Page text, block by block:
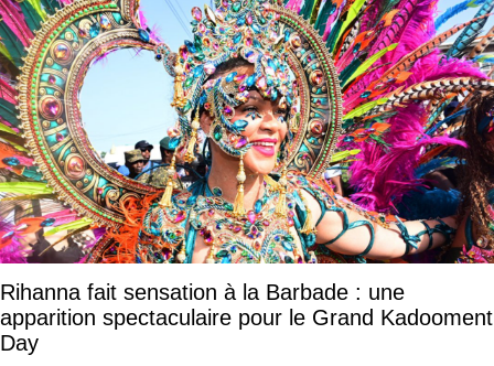
Rihanna fait sensation à la Barbade : une
apparition spectaculaire pour le Grand Kadooment
Day